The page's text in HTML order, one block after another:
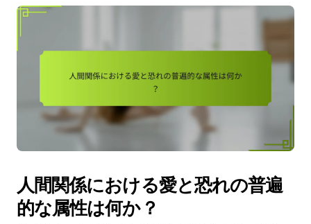
人間関係における愛と恐れの普遍
的な属性は何か？